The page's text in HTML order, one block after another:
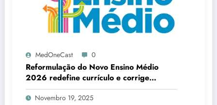
MedOneCast 0
Reformulação do Novo Ensino Médio
2026 redefine currículo e corrige
distorções estruturais da educação
brasileira
Novembro 19, 2025